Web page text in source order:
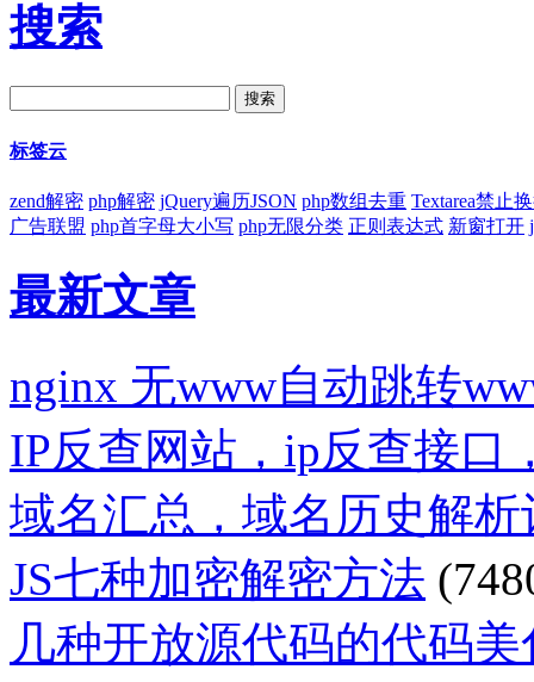
搜索
标签云
zend解密 php解密 jQuery遍历JSON php数组去重 Textarea禁止
广告联盟 php首字母大小写 php无限分类 正则表达式 新窗打开
最新文章
nginx 无www自动跳转
IP反查网站，ip反查接口
域名汇总，域名历史解
JS七种加密解密方法
几种开放源代码的代码